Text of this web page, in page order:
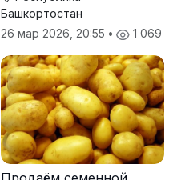
Башкортостан
26 мар 2026, 20:55 • 1 069